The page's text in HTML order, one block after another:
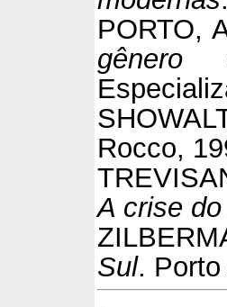
PORTO,
gênero
Rocco,
A crise
Sul.